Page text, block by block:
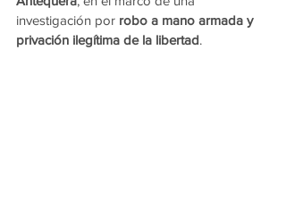
investigación por robo a mano armada y
privación ilegítima de la libertad.